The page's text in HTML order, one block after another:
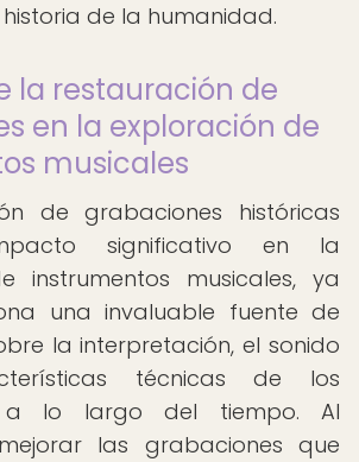
de la humanidad.
la restauración de
en la exploración de
musicales
de grabaciones históricas
significativo en la
instrumentos musicales, ya
una invaluable fuente de
la interpretación, el sonido
técnicas de los
a lo largo del tiempo. Al
las grabaciones que